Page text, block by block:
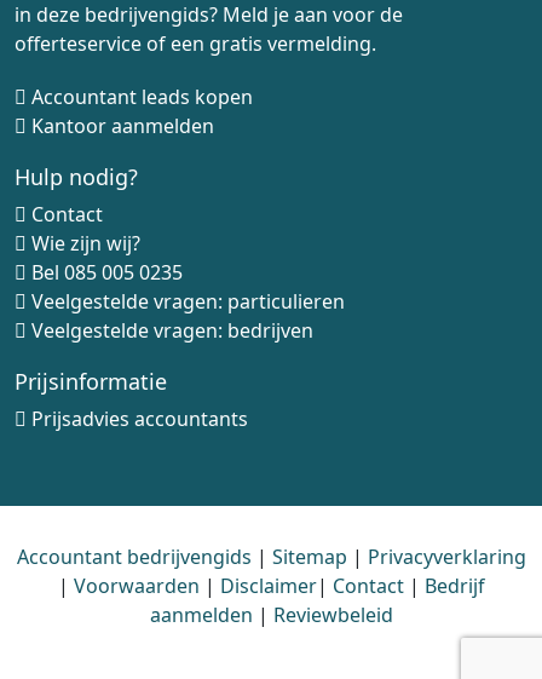
in deze bedrijvengids? Meld je aan voor de
offerteservice of een gratis vermelding.
Accountant leads kopen
Kantoor aanmelden
Hulp nodig?
Contact
Wie zijn wij?
Bel 085 005 0235
Veelgestelde vragen: particulieren
Veelgestelde vragen: bedrijven
Prijsinformatie
Prijsadvies accountants
Accountant bedrijvengids | Sitemap | Privacyverklaring
| Voorwaarden | Disclaimer| Contact| Bedrijf
aanmelden | Reviewbeleid